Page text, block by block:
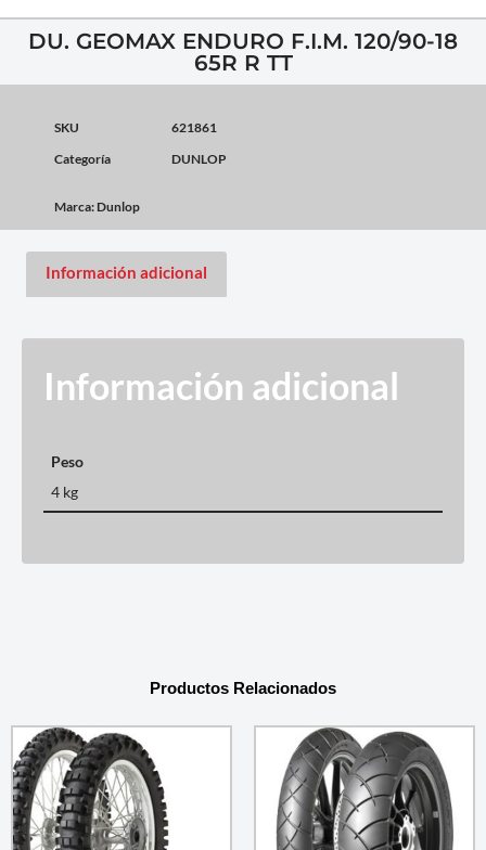
DU. GEOMAX ENDURO F.I.M. 120/90-18
65R R TT
SKU
621861
Categoría
DUNLOP
Marca: Dunlop
Información adicional
Información adicional
Peso
4 kg
Productos Relacionados